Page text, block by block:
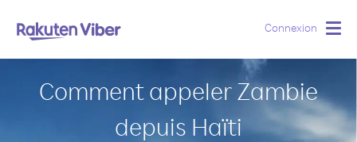
Connexion
Comment appeler Zambie
depuis Haïti